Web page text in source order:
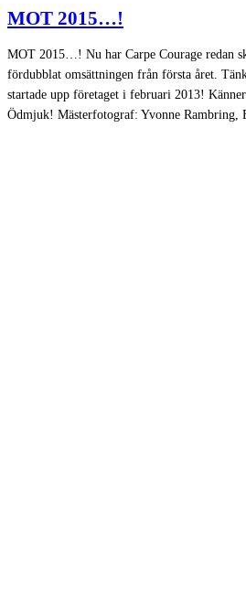
MOT 2015…!
MOT 2015…! Nu har Carpe Courage redan
fördubblat omsättningen från första året.
startade upp företaget i februari 2013!
Ödmjuk! Mästerfotograf: Yvonne